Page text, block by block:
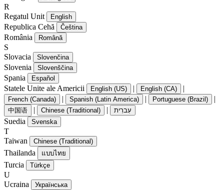
R
Regatul Unit
English
Republica Cehă Čeština
România Română
S
Slovacia
Slovenčina
Slovenia Slovenščina
Spania Español
Statele Unite ale Americii English (US) | English (CA) |
French (Canada) | Spanish (Latin America) | Portuguese (Brazil) |
中国语 | Chinese (Traditional) | עִברִית
Suedia Svenska
T
Taiwan
Chinese (Traditional)
Thailanda แบบไทย
Turcia Türkçe
U
Ucraina
Українська